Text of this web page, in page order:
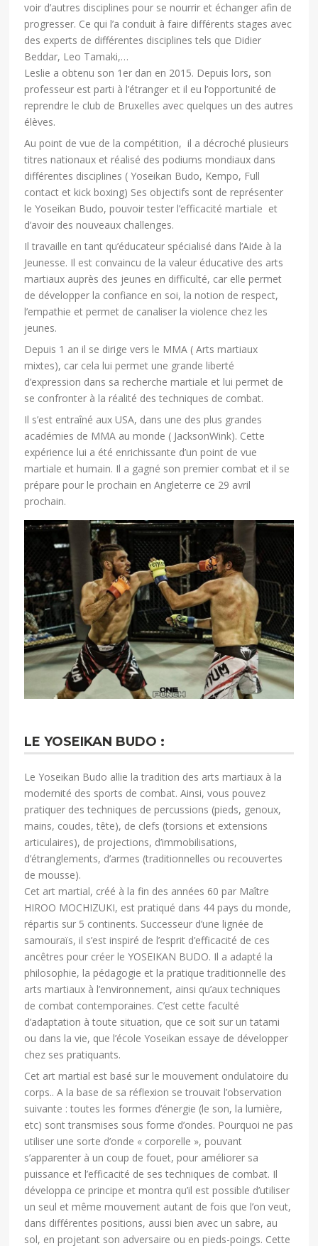
voir d’autres disciplines pour se nourrir et échanger afin de
progresser. Ce qui l’a conduit à faire différents stages avec
des experts de différentes disciplines tels que Didier
Beddar, Leo Tamaki,…
Leslie a obtenu son 1er dan en 2015. Depuis lors, son
professeur est parti à l’étranger et il eu l’opportunité de
reprendre le club de Bruxelles avec quelques un des autres
élèves.
Au point de vue de la compétition, il a décroché plusieurs
titres nationaux et réalisé des podiums mondiaux dans
différentes disciplines ( Yoseikan Budo, Kempo, Full
contact et kick boxing) Ses objectifs sont de représenter
le Yoseikan Budo, pouvoir tester l’efficacité martiale et
d’avoir des nouveaux challenges.
Il travaille en tant qu’éducateur spécialisé dans l’Aide à la
Jeunesse. Il est convaincu de la valeur éducative des arts
martiaux auprès des jeunes en difficulté, car elle permet
de développer la confiance en soi, la notion de respect,
l’empathie et permet de canaliser la violence chez les
jeunes.
Depuis 1 an il se dirige vers le MMA ( Arts martiaux
mixtes), car cela lui permet une grande liberté
d’expression dans sa recherche martiale et lui permet de
se confronter à la réalité des techniques de combat.
Il s’est entraîné aux USA, dans une des plus grandes
académies de MMA au monde ( JacksonWink). Cette
expérience lui a été enrichissante d’un point de vue
martiale et humain. Il a gagné son premier combat et il se
prépare pour le prochain en Angleterre ce 29 avril
prochain.
LE YOSEIKAN BUDO :
Le Yoseikan Budo allie la tradition des arts martiaux à la
modernité des sports de combat. Ainsi, vous pouvez
pratiquer des techniques de percussions (pieds, genoux,
mains, coudes, tête), de clefs (torsions et extensions
articulaires), de projections, d’immobilisations,
d’étranglements, d’armes (traditionnelles ou recouvertes
de mousse).
Cet art martial, créé à la fin des années 60 par Maître
HIROO MOCHIZUKI, est pratiqué dans 44 pays du monde,
répartis sur 5 continents. Successeur d’une lignée de
samouraïs, il s’est inspiré de l’esprit d’efficacité de ces
ancêtres pour créer le YOSEIKAN BUDO. Il a adapté la
philosophie, la pédagogie et la pratique traditionnelle des
arts martiaux à l’environnement, ainsi qu’aux techniques
de combat contemporaines. C’est cette faculté
d’adaptation à toute situation, que ce soit sur un tatami
ou dans la vie, que l’école Yoseikan essaye de développer
chez ses pratiquants.
Cet art martial est basé sur le mouvement ondulatoire du
corps.. A la base de sa réflexion se trouvait l’observation
suivante : toutes les formes d’énergie (le son, la lumière,
etc) sont transmises sous forme d’ondes. Pourquoi ne pas
utiliser une sorte d’onde « corporelle », pouvant
s’apparenter à un coup de fouet, pour améliorer sa
puissance et l’efficacité de ses techniques de combat. Il
développa ce principe et montra qu’il est possible d’utiliser
un seul et même mouvement autant de fois que l’on veut,
dans différentes positions, aussi bien avec un sabre, au
sol, en projetant son adversaire ou en pieds-poings. Cette